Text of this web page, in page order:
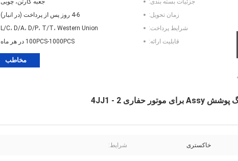
جزئیات بسته بندی:
جعبه کارتن، چوبی
زمان تحویل:
4-6 روز پس از پرداخت (در انبار)
شرایط پرداخت:
L/C، D/A، D/P، T/T، Western Union
قابلیت ارائه:
100PCS-1000PCS در هر ماه
مخاطب
خاکستری شرایط: